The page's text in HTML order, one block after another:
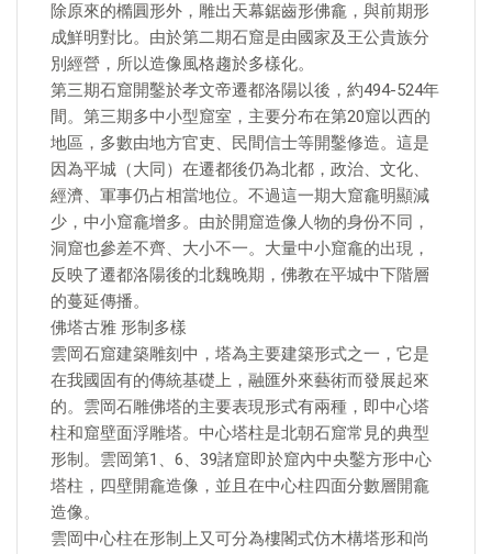
除原來的橢圓形外，雕出天幕鋸齒形佛龕，與前期形
成鮮明對比。由於第二期石窟是由國家及王公貴族分
別經營，所以造像風格趨於多樣化。
第三期石窟開鑿於孝文帝遷都洛陽以後，約494-524年
間。第三期多中小型窟室，主要分布在第20窟以西的
地區，多數由地方官吏、民間信士等開鑿修造。這是
因為平城（大同）在遷都後仍為北都，政治、文化、
經濟、軍事仍占相當地位。不過這一期大窟龕明顯減
少，中小窟龕增多。由於開窟造像人物的身份不同，
洞窟也參差不齊、大小不一。大量中小窟龕的出現，
反映了遷都洛陽後的北魏晚期，佛教在平城中下階層
的蔓延傳播。
佛塔古雅 形制多樣
雲岡石窟建築雕刻中，塔為主要建築形式之一，它是
在我國固有的傳統基礎上，融匯外來藝術而發展起來
的。雲岡石雕佛塔的主要表現形式有兩種，即中心塔
柱和窟壁面浮雕塔。中心塔柱是北朝石窟常見的典型
形制。雲岡第1、6、39諸窟即於窟內中央鑿方形中心
塔柱，四壁開龕造像，並且在中心柱四面分數層開龕
造像。
雲岡中心柱在形制上又可分為樓閣式仿木構塔形和尚